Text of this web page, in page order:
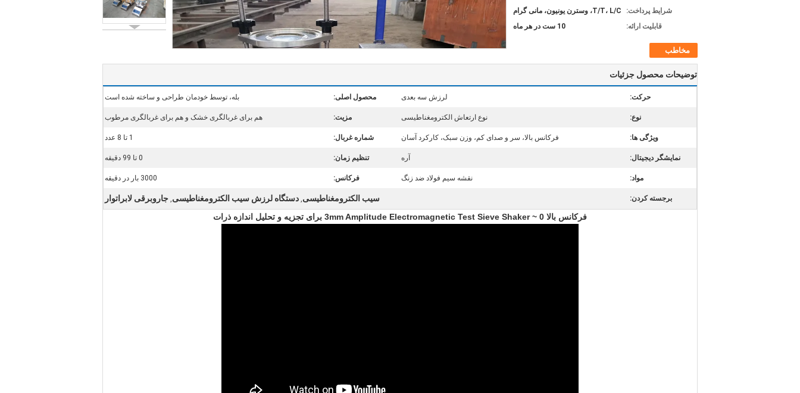
شرایط پرداخت:
T/T، L/C، وسترن یونیون، مانی گرام
قابلیت ارائه:
10 ست در هر ماه
مخاطب
توضیحات محصول جزئیات
حرکت: لرزش سه بعدی محصول اصلی: بله، توسط خودمان طراحی و ساخته شده است
نوع: نوع ارتعاش الکترومغناطیسی مزیت: هم برای غربالگری خشک و هم برای غربالگری مرطوب
ویژگی ها: فرکانس بالا، سر و صدای کم، وزن سبک، کارکرد آسان شماره غربال: 1 تا 8 عدد
نمایشگر دیجیتال: آره تنظیم زمان: 0 تا 99 دقیقه
مواد: نقشه سیم فولاد ضد زنگ فرکانس: 3000 بار در دقیقه
برجسته کردن: سیب الکترومغناطیسی, دستگاه لرزش سیب الکترومغناطیسی, جاروبرقی لابراتوار
فرکانس بالا 0 ~ 3mm Amplitude Electromagnetic Test Sieve Shaker برای تجزیه و تحلیل اندازه ذرات